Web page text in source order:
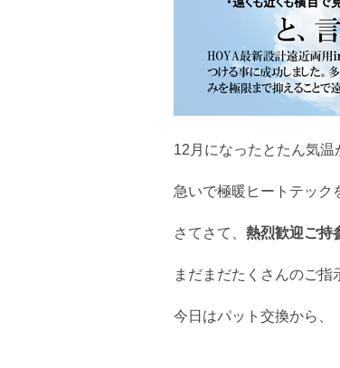
12月になったとたん気温
急いで極暖ヒートテック
さてさて、 熱烈歓迎ご持
まだまだたくさんのご指
今日はパット交換から、